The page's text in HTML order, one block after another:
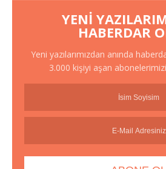
YENI
HABERDAR
Yeni yazılarımızdan anında
3.000 kişiyi aşan